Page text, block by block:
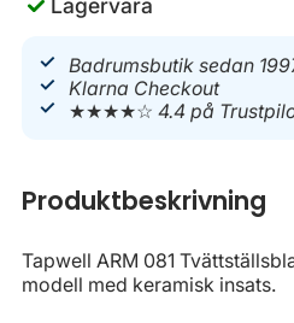
Lagervara
Badrumsbutik sedan
Klarna Checkout
★★★★☆4.4 på
Produktbeskrivning
Tapwell ARM 081
modell med keramisk insats.